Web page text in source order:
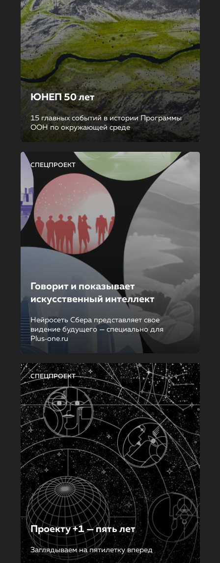
ЮНЕП 50 лет
15 главных событий в истории Программы
ООН по окружающей среде
СПЕЦПРОЕКТ
Говорит и показывает
искусственный интеллект
Нейросеть Сбера представляет свое
видение будущего — специально для
Plus‑one.ru
СПЕЦПРОЕКТ
Проекту +1 — пять лет
Заглядываем на пятилетку вперед